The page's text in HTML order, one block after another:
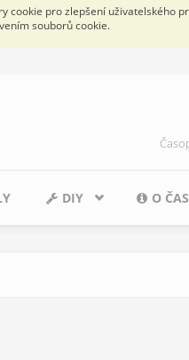
cookie pro zlepšení uživatelského
souborů cookie.
DIY O